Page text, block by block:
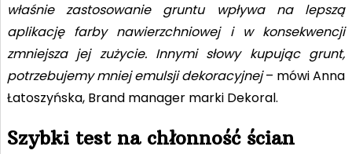
właśnie zastosowanie gruntu wpływa na lepszą
aplikację farby nawierzchniowej i w konsekwencji
zmniejsza jej zużycie. Innymi słowy kupując grunt,
potrzebujemy mniej emulsji dekoracyjnej– mówi Anna
Łatoszyńska, Brand manager marki Dekoral.
Szybki test na chłonność ścian